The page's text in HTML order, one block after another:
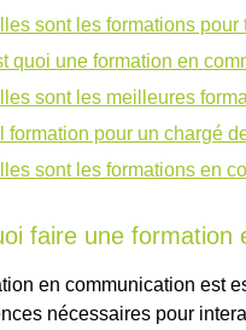
sont les formations
quoi une formation en
sont les meilleures
formation pour un chargé
sont les formations en
faire une formation
en communication est
nécessaires pour